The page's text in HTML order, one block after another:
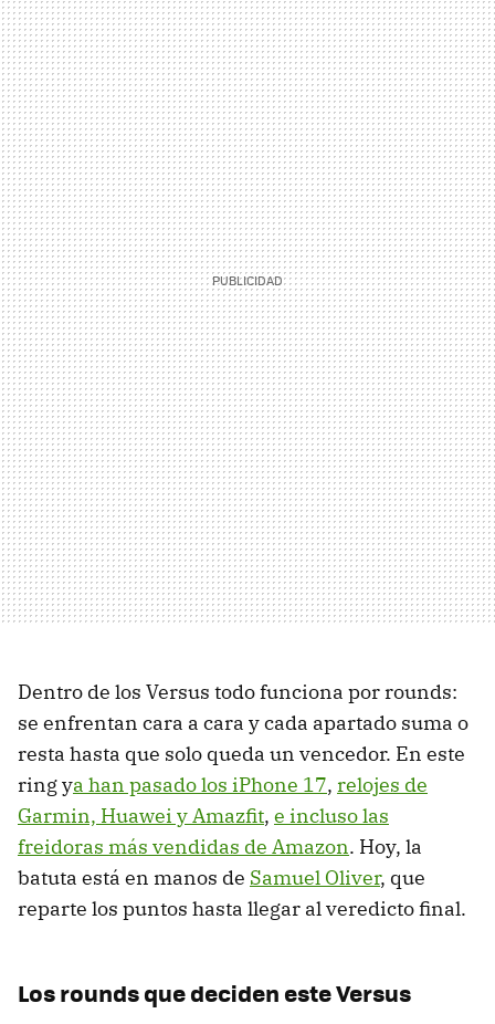
Dentro de los Versus todo funciona por rounds:
se enfrentan cara a cara y cada apartado suma o
resta hasta que solo queda un vencedor. En este
ring ya han pasado los iPhone 17, relojes de
Garmin, Huawei y Amazfit, e incluso las
freidoras más vendidas de Amazon. Hoy, la
batuta está en manos de Samuel Oliver, que
reparte los puntos hasta llegar al veredicto final.
Los rounds que deciden este Versus